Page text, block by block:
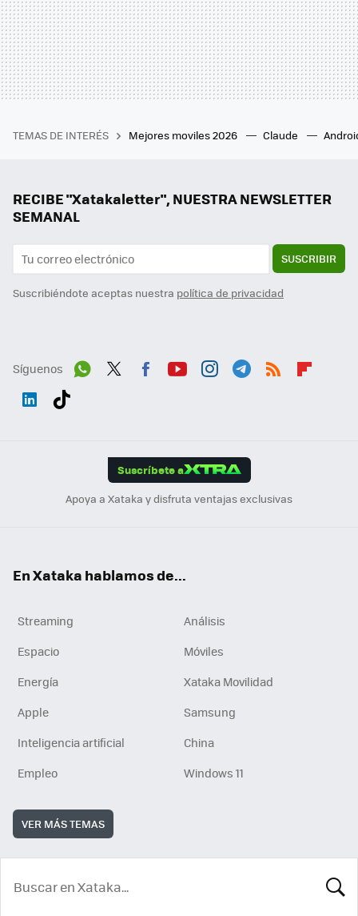
TEMAS DE INTERÉS Mejores moviles 2026 Claude
RECIBE "Xatakaletter", NUESTRA NEWSLETTER
SEMANAL
SUSCRIBIR
Suscribiéndote aceptas nuestra política de privacidad
Síguenos
Suscríbete a
Apoya a Xataka y disfruta ventajas exclusivas
En Xataka hablamos de...
Streaming
Análisis
Espacio
Móviles
Energía
Xataka Movilidad
Apple
Samsung
Inteligencia artificial
China
Empleo
Windows 11
VER MÁS TEMAS